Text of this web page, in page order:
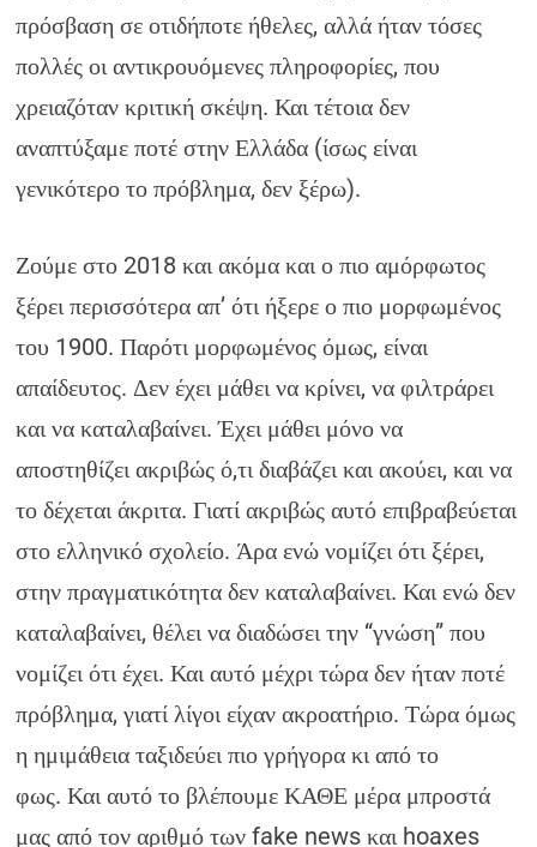
πρόσβαση σε οτιδήποτε ήθελες, αλλά ήταν τόσες
πολλές οι αντικρουόμενες πληροφορίες, που
χρειαζόταν κριτική σκέψη. Και τέτοια δεν
αναπτύξαμε ποτέ στην Ελλάδα (ίσως είναι
γενικότερο το πρόβλημα, δεν ξέρω).
Ζούμε στο 2018 και ακόμα και ο πιο αμόρφωτος
ξέρει περισσότερα απ’ ότι ήξερε ο πιο μορφωμένος
του 1900. Παρότι μορφωμένος όμως, είναι
απαίδευτος. Δεν έχει μάθει να κρίνει, να φιλτράρει
και να καταλαβαίνει. Έχει μάθει μόνο να
αποστηθίζει ακριβώς ό,τι διαβάζει και ακούει, και να
το δέχεται άκριτα. Γιατί ακριβώς αυτό επιβραβεύεται
στο ελληνικό σχολείο. Άρα ενώ νομίζει ότι ξέρει,
στην πραγματικότητα δεν καταλαβαίνει. Και ενώ δεν
καταλαβαίνει, θέλει να διαδώσει την “γνώση” που
νομίζει ότι έχει. Και αυτό μέχρι τώρα δεν ήταν ποτέ
πρόβλημα, γιατί λίγοι είχαν ακροατήριο. Τώρα όμως
η ημιμάθεια ταξιδεύει πιο γρήγορα κι από το
φως. Και αυτό το βλέπουμε ΚΑΘΕ μέρα μπροστά
μας από τον αριθμό των fake news και hoaxes